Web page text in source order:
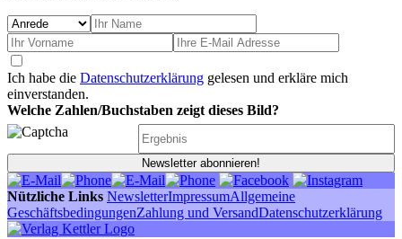
Ich habe die Datenschutzerklärung gelesen und erkläre mich
einverstanden.
Welche Zahlen/Buchstaben zeigt dieses Bild?
Newsletter abonnieren!
Nützliche Links NewsletterImpressumAllgemeine
GeschäftsbedingungenZahlung und VersandDatenschutzerklärung